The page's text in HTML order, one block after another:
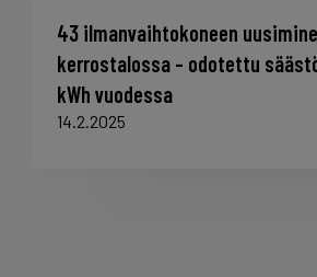
43 ilmanvaihtokoneen
kerrostalossa – odotettu
kWh vuodessa
14.2.2025